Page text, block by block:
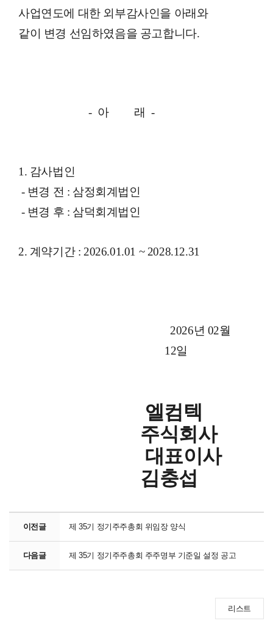
사업연도에 대한 외부감사인을 아래와
같이 변경 선임하였음을 공고합니다.
- 아 래 -
1. 감사법인
- 변경 전 : 삼정회계법인
- 변경 후 : 삼덕회계법인
2. 계약기간 : 2026.01.01 ~ 2028.12.31
2026년 02월
12일
엘컴텍
주식회사
대표이사
김충섭
이전글 제 35기 정기주주총회 위임장 양식
다음글 제 35기 정기주주총회 주주명부 기준일 설정 공고
리스트